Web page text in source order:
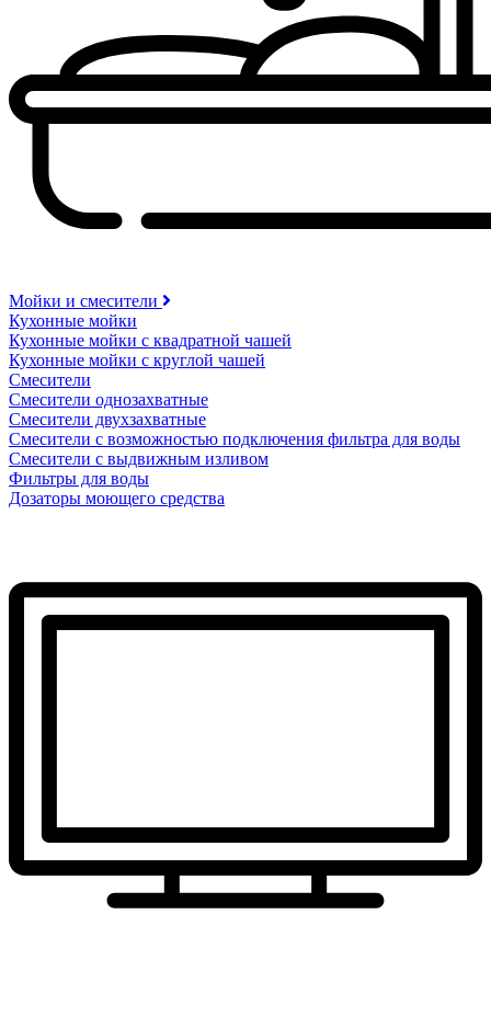
Мойки и смесители
Кухонные мойки
Кухонные мойки с квадратной чашей
Кухонные мойки с круглой чашей
Смесители
Смесители однозахватные
Смесители двухзахватные
Смесители с возможностью подключения фильтра для воды
Смесители с выдвижным изливом
Фильтры для воды
Дозаторы моющего средства